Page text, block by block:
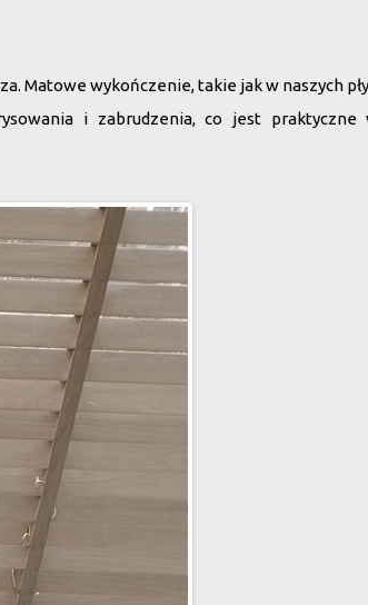
Matowe wykończenie, takie jak w naszych
i zabrudzenia, co jest praktyczne